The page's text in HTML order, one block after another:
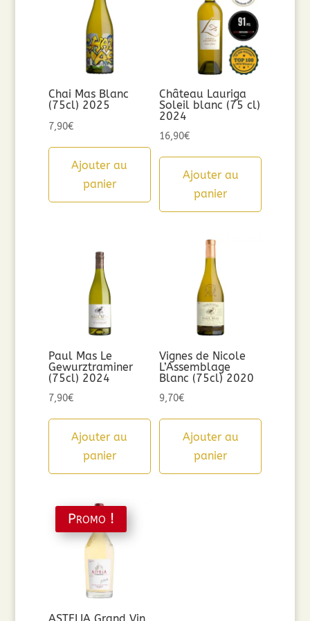
Chai Mas Blanc
(75cl) 2025
7,90€
Ajouter au
panier
Château Lauriga
Soleil blanc (75 cl)
2024
16,90€
Ajouter au
panier
Paul Mas Le
Gewurztraminer
(75cl) 2024
7,90€
Ajouter au
panier
Vignes de Nicole
L’Assemblage
Blanc (75cl) 2020
9,70€
Ajouter au
panier
Promo !